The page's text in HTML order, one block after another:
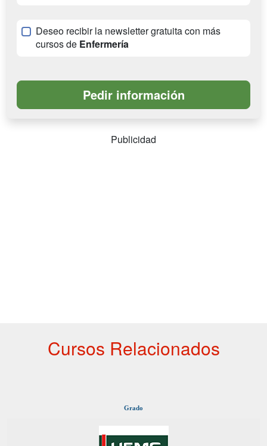
Deseo recibir la newsletter gratuita con más
cursos de Enfermería
Publicidad
Cursos Relacionados
Grado